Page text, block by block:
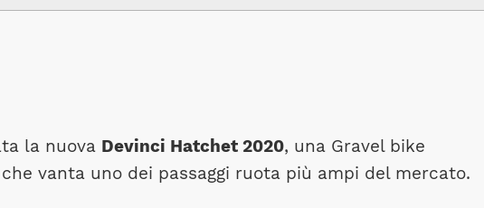
la nuova Devinci Hatchet 2020, una Gravel bike
vanta uno dei passaggi ruota più ampi del mercato.